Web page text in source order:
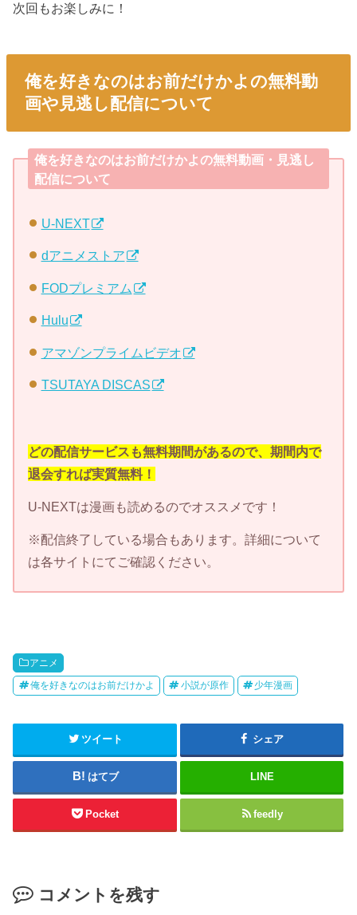
次回もお楽しみに！
俺を好きなのはお前だけかよの無料動
画や見逃し配信について
俺を好きなのはお前だけかよの無料動画・見逃し
配信について
U-NEXT
dアニメストア
FODプレミアム
Hulu
アマゾンプライムビデオ
TSUTAYA DISCAS
どの配信サービスも無料期間があるので、期間内で
退会すれば実質無料！
U-NEXTは漫画も読めるのでオススメです！
※配信終了している場合もあります。詳細について
は各サイトにてご確認ください。
アニメ
俺を好きなのはお前だけかよ 小説が原作 少年漫画
ツイート シェア
はてブ LINE
Pocket feedly
コメントを残す